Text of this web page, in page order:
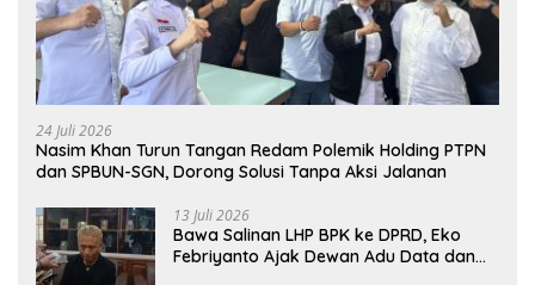
24 Juli 2026
Nasim Khan Turun Tangan Redam Polemik Holding PTPN
dan SPBUN-SGN, Dorong Solusi Tanpa Aksi Jalanan
13 Juli 2026
Bawa Salinan LHP BPK ke DPRD, Eko
Febriyanto Ajak Dewan Adu Data dan